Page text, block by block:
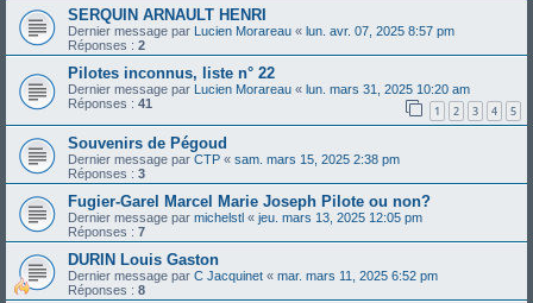
SERQUIN ARNAULT HENRI
Dernier message par Lucien Morareau « lun. avr. 07, 2025 8:57 pm
Réponses : 2
Pilotes inconnus, liste n° 22
Dernier message par Lucien Morareau « lun. mars 31, 2025 10:20 am
Réponses : 41 1 2 3 4 5
Souvenirs de Pégoud
Dernier message par CTP « sam. mars 15, 2025 2:38 pm
Réponses : 3
Fugier-Garel Marcel Marie Joseph Pilote ou non?
Dernier message par michelstl « jeu. mars 13, 2025 12:05 pm
Réponses : 7
DURIN Louis Gaston
Dernier message par C Jacquinet « mar. mars 11, 2025 6:52 pm
Réponses : 8